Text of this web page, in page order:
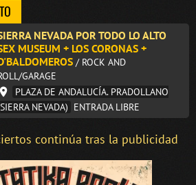
NEVADA POR TODO LO ALTO
MUSEUM + LOS CORONAS +
/ ROCK AND
GARAGE
PLAZA DE ANDALUCÍA. PRADOLLANO
NEVADA) ENTRADA LIBRE
continúa tras la publicidad